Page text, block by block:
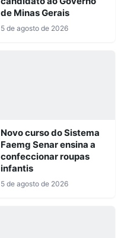
de Minas Gerais
5 de agosto de 2026
Novo curso do Sistema
Faemg Senar ensina a
confeccionar roupas
infantis
5 de agosto de 2026